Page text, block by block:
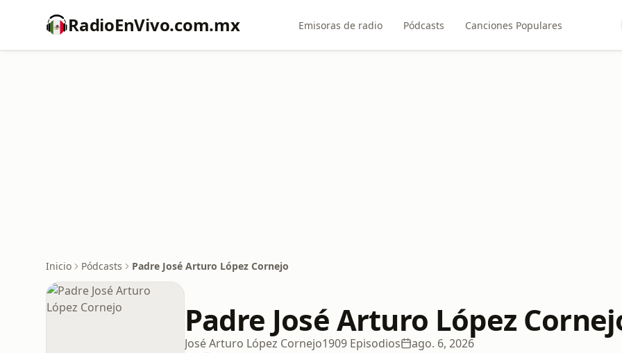
RadioEnVivo.com.mx Emisoras de radio Pódcasts Canciones Populares
Inicio Pódcasts Padre José Arturo López Cornejo
Padre José Arturo López
José Arturo López Cornejo1909 Episodios ago. 6, 2026